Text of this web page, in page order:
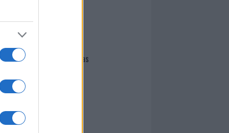
Giovannimaria Cabras